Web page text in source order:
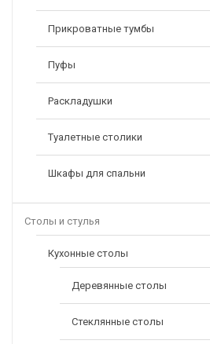
Прикроватные тумбы
Пуфы
Раскладушки
Туалетные столики
Шкафы для спальни
Столы и стулья
Кухонные столы
Деревянные столы
Стеклянные столы